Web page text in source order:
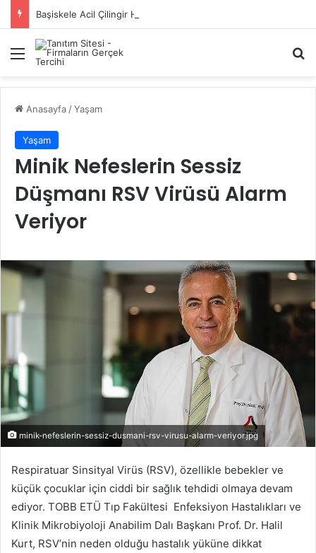
Başiskele Acil Çilingir Hizmeti İçin Doğru Adres Neresi?
Menü
Anasayfa /Yaşam
Yaşam
Minik Nefeslerin Sessiz
Düşmanı RSV Virüsü Alarm
Veriyor
minik-nefeslerin-sessiz-dusmani-rsv-virusu-alarm-veriyor.jpg
Respiratuar Sinsityal Virüs (RSV), özellikle bebekler ve
küçük çocuklar için ciddi bir sağlık tehdidi olmaya devam
ediyor. TOBB ETÜ Tıp Fakültesi Enfeksiyon Hastalıkları ve
Klinik Mikrobiyoloji Anabilim Dalı Başkanı Prof. Dr. Halil
Kurt, RSV’nin neden olduğu hastalık yüküne dikkat